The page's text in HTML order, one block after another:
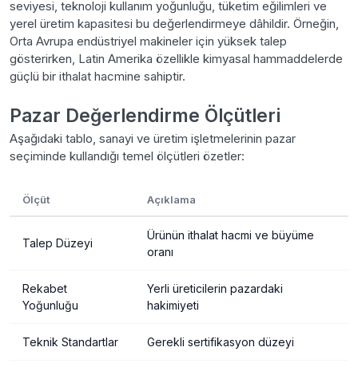
seviyesi, teknoloji kullanım yoğunluğu, tüketim eğilimleri ve
yerel üretim kapasitesi bu değerlendirmeye dâhildir. Örneğin,
Orta Avrupa endüstriyel makineler için yüksek talep
gösterirken, Latin Amerika özellikle kimyasal hammaddelerde
güçlü bir ithalat hacmine sahiptir.
Pazar Değerlendirme Ölçütleri
Aşağıdaki tablo, sanayi ve üretim işletmelerinin pazar
seçiminde kullandığı temel ölçütleri özetler:
Ölçüt Açıklama
Talep Düzeyi
Ürünün ithalat hacmi ve büyüme
oranı
Rekabet
Yoğunluğu
Yerli üreticilerin pazardaki
hakimiyeti
Teknik Standartlar Gerekli sertifikasyon düzeyi